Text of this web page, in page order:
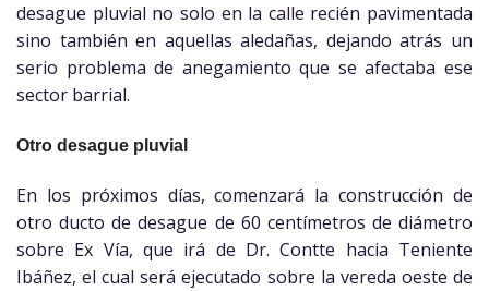
desague pluvial no solo en la calle recién pavimentada
sino también en aquellas aledañas, dejando atrás un
serio problema de anegamiento que se afectaba ese
sector barrial.
Otro desague pluvial
En los próximos días, comenzará la construcción de
otro ducto de desague de 60 centímetros de diámetro
sobre Ex Vía, que irá de Dr. Contte hacia Teniente
Ibáñez, el cual será ejecutado sobre la vereda oeste de